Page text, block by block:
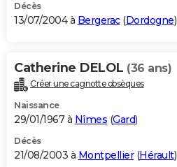
Décès
13/07/2004 à Bergerac(Dordogne)
Catherine DELOL (36 ans)
Créer une cagnotte obsèques
Naissance
29/01/1967 à Nîmes (Gard)
Décès
21/08/2003 à Montpellier(Hérault)